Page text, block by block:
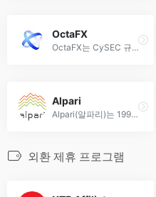
OctaFX
OctaFX는 CySEC 규제를 받는 외환 및 암호화폐 브로커로, MT4/MT5 플랫폼과 다양한 거래 계좌를 제공합니다.
Alpari
Alpari(알파리)는 1998년 설립된 외환 거래 플랫폼으로, FSC 및 NBRB의 감독을 받으며 다양한 금융 상품을 제공합니다.
외환 제휴 프로그램